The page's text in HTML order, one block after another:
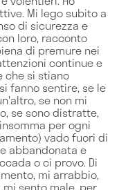
Mi lego subito a
di sicurezza e
loro, racconto
di premure nei
continue e
che si stiano
fanno sentire, se le
se non mi
se sono distratte,
per ogni
vado fuori di
abbandonata e
o ci provo. Di
mi arrabbio,